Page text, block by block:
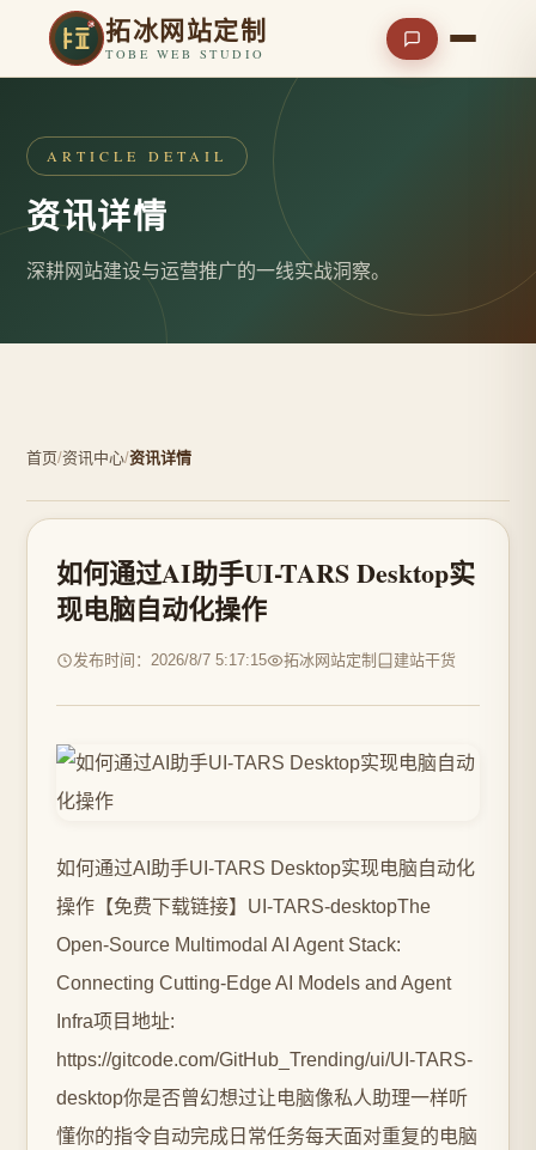
拓冰网站定制
TOBE WEB STUDIO
ARTICLE DETAIL
资讯详情
深耕网站建设与运营推广的一线实战洞察。
首页/资讯中心/资讯详情
如何通过AI助手UI-TARS Desktop实
现电脑自动化操作
发布时间：2026/8/7 5:17:15 拓冰网站定制 建站干货
如何通过AI助手UI-TARS Desktop实现电脑自动化
操作【免费下载链接】UI-TARS-desktopThe
Open-Source Multimodal AI Agent Stack:
Connecting Cutting-Edge AI Models and Agent
Infra项目地址:
https://gitcode.com/GitHub_Trending/ui/UI-TARS-
desktop你是否曾幻想过让电脑像私人助理一样听
懂你的指令自动完成日常任务每天面对重复的电脑